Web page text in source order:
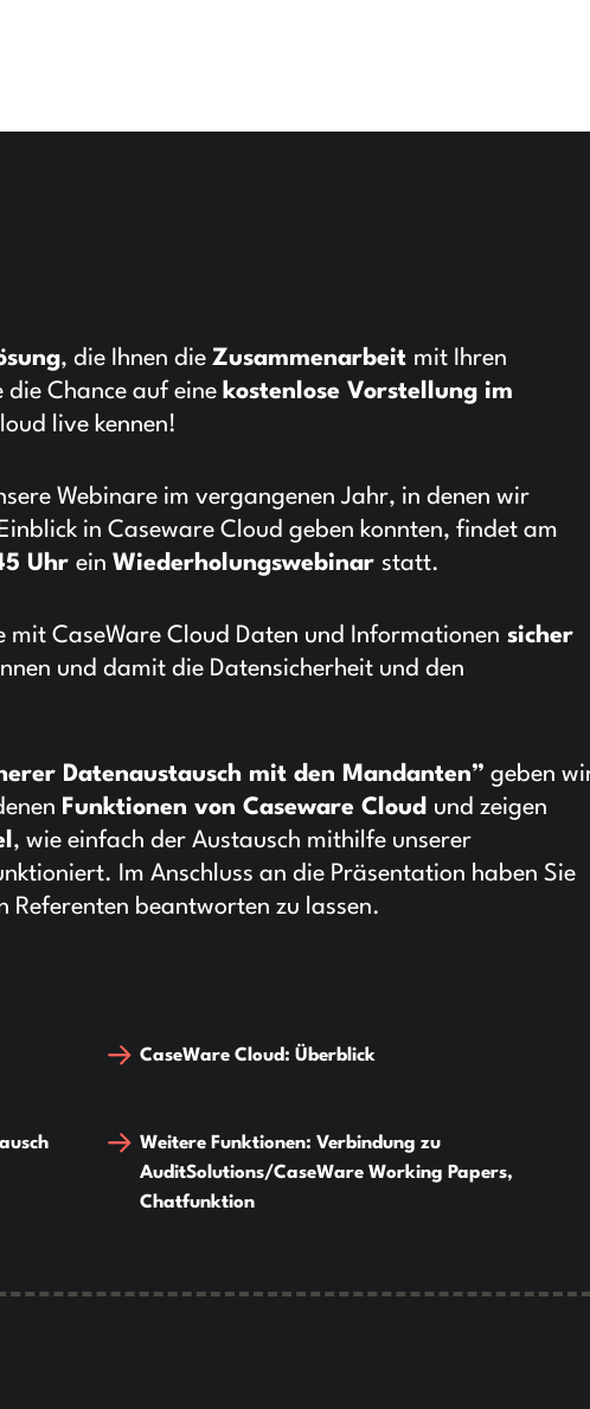
, die Ihnen die Zusammenarbeit mit Ihren
Chance auf eine kostenlose Vorstellung im
live kennen!
Webinare im vergangenen Jahr, in denen wir
in Caseware Cloud geben konnten, findet am
Uhr ein Wiederholungswebinar statt.
mit CaseWare Cloud Daten und Informationen sicher
und damit die Datensicherheit und den
Datenaustausch mit den Mandanten” geben
Funktionen von Caseware Cloud und zeigen
, wie einfach der Austausch mithilfe unserer
Im Anschluss an die Präsentation haben Sie
Referenten beantworten zu lassen.
CaseWare Cloud: Überblick
Weitere Funktionen: Verbindung zu
AuditSolutions/CaseWare Working Papers,
Chatfunktion